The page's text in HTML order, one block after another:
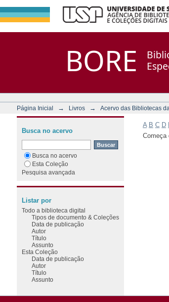
BORE
Página Inicial → Livros → Acervo das Bibliotecas
A B C D
Começa
Busca no acervo
Busca no acervo
Esta Coleção
Pesquisa avançada
Listar por
Todo a biblioteca digital
Tipos de documento & Coleções
Data de publicação
Autor
Título
Assunto
Esta Coleção
Data de publicação
Autor
Título
Assunto